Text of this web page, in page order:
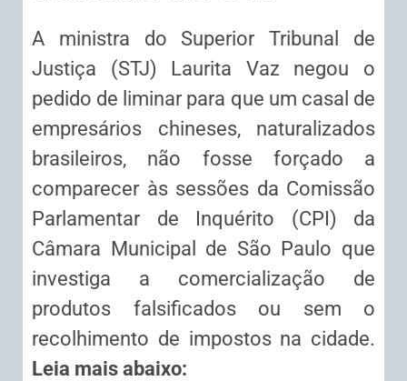
A ministra do Superior Tribunal de
Justiça (STJ) Laurita Vaz negou o
pedido de liminar para que um casal de
empresários chineses, naturalizados
brasileiros, não fosse forçado a
comparecer às sessões da Comissão
Parlamentar de Inquérito (CPI) da
Câmara Municipal de São Paulo que
investiga a comercialização de
produtos falsificados ou sem o
recolhimento de impostos na cidade.
Leia mais abaixo: